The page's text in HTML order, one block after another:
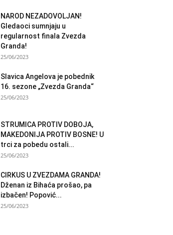
NAROD NEZADOVOLJAN!
Gledaoci sumnjaju u
regularnost finala Zvezda
Granda!
25/06/2023
Slavica Angelova je pobednik
16. sezone „Zvezda Granda“
25/06/2023
STRUMICA PROTIV DOBOJA,
MAKEDONIJA PROTIV BOSNE! U
trci za pobedu ostali...
25/06/2023
CIRKUS U ZVEZDAMA GRANDA!
Dženan iz Bihaća prošao, pa
izbačen! Popović...
25/06/2023